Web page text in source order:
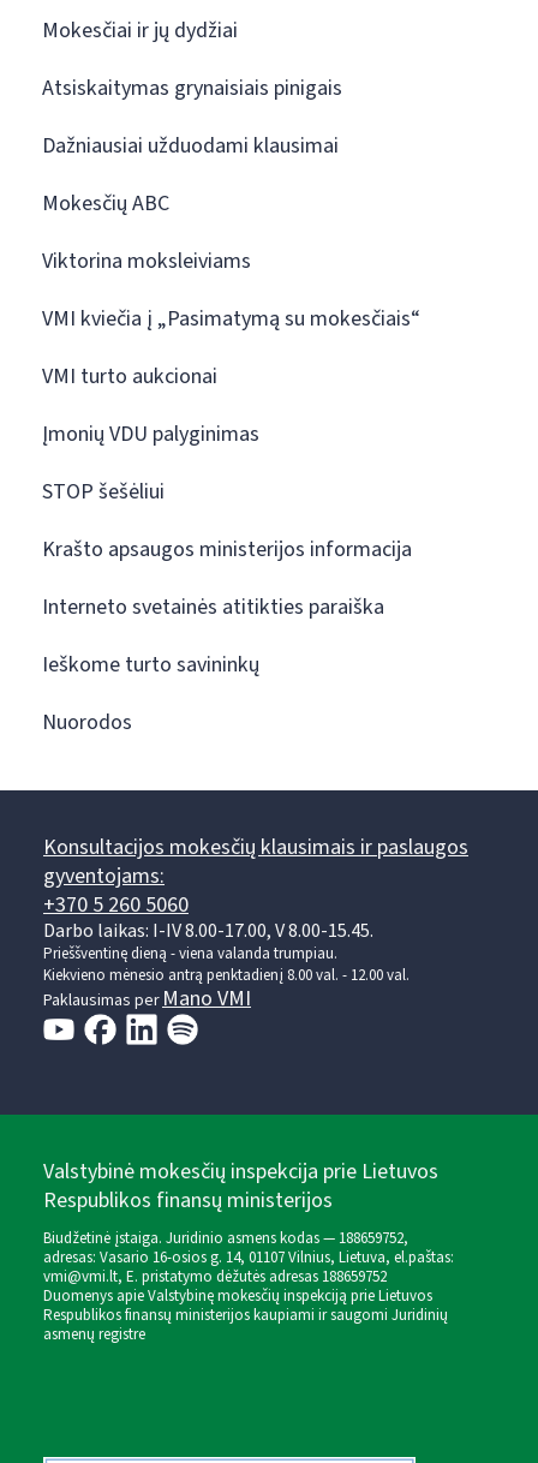
Mokesčiai ir jų dydžiai
Atsiskaitymas grynaisiais pinigais
Dažniausiai užduodami klausimai
Mokesčių ABC
Viktorina moksleiviams
VMI kviečia į „Pasimatymą su mokesčiais“
VMI turto aukcionai
Įmonių VDU palyginimas
STOP šešėliui
Krašto apsaugos ministerijos informacija
Interneto svetainės atitikties paraiška
Ieškome turto savininkų
Nuorodos
Konsultacijos mokesčių klausimais ir paslaugos
gyventojams:
+370 5 260 5060
Darbo laikas: I-IV 8.00-17.00, V 8.00-15.45.
Prieššventinę dieną - viena valanda trumpiau.
Kiekvieno mėnesio antrą penktadienį 8.00 val. - 12.00 val.
Paklausimas perMano VMI
Valstybinė mokesčių inspekcija prie Lietuvos
Respublikos finansų ministerijos
Biudžetinė įstaiga. Juridinio asmens kodas — 188659752,
adresas: Vasario 16-osios g. 14, 01107 Vilnius, Lietuva, el.paštas:
vmi@vmi.lt, E. pristatymo dėžutės adresas 188659752
Duomenys apie Valstybinę mokesčių inspekciją prie Lietuvos
Respublikos finansų ministerijos kaupiami ir saugomi Juridinių
asmenų registre